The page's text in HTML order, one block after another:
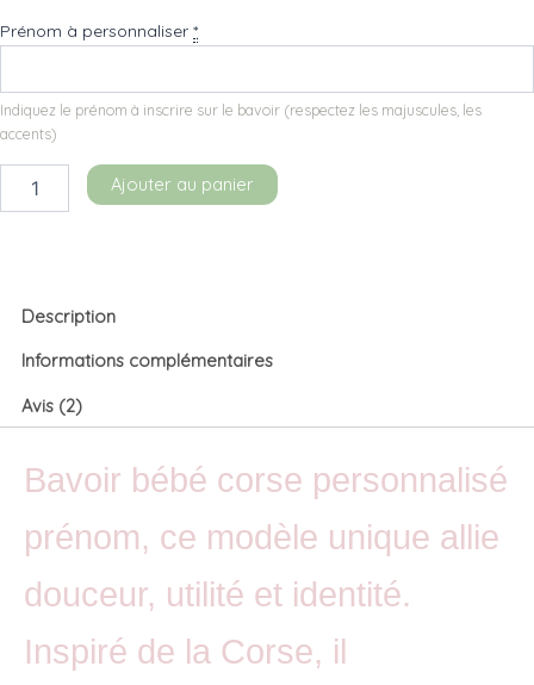
Prénom à personnaliser *
Indiquez le prénom à inscrire sur le bavoir (respectez les majuscules, les
accents)
Ajouter au panier
Description
Informations complémentaires
Avis (2)
Bavoir bébé corse personnalisé
prénom, ce modèle unique allie
douceur, utilité et identité.
Inspiré de la Corse, il